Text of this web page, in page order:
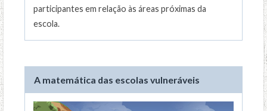
participantes em relação às áreas próximas da
escola.
A matemática das escolas vulneráveis